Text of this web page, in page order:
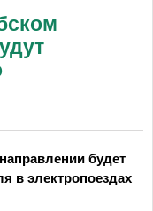
будет
в электропоездах